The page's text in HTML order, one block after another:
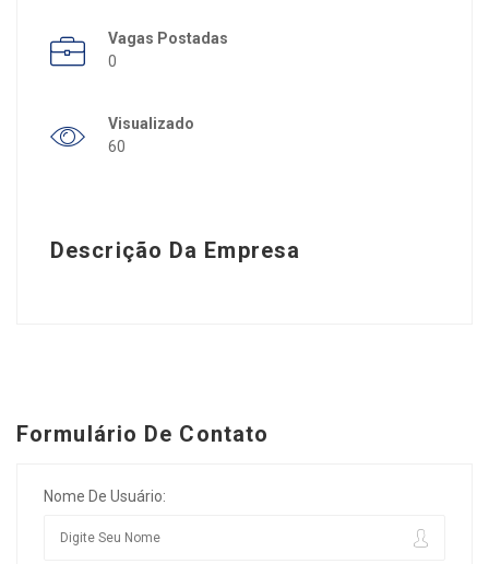
Vagas Postadas
0
Visualizado
60
Descrição Da Empresa
Formulário De Contato
Nome De Usuário: